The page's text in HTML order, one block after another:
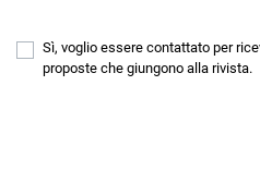
Sì, voglio essere contattato per
proposte che giungono alla rivista.